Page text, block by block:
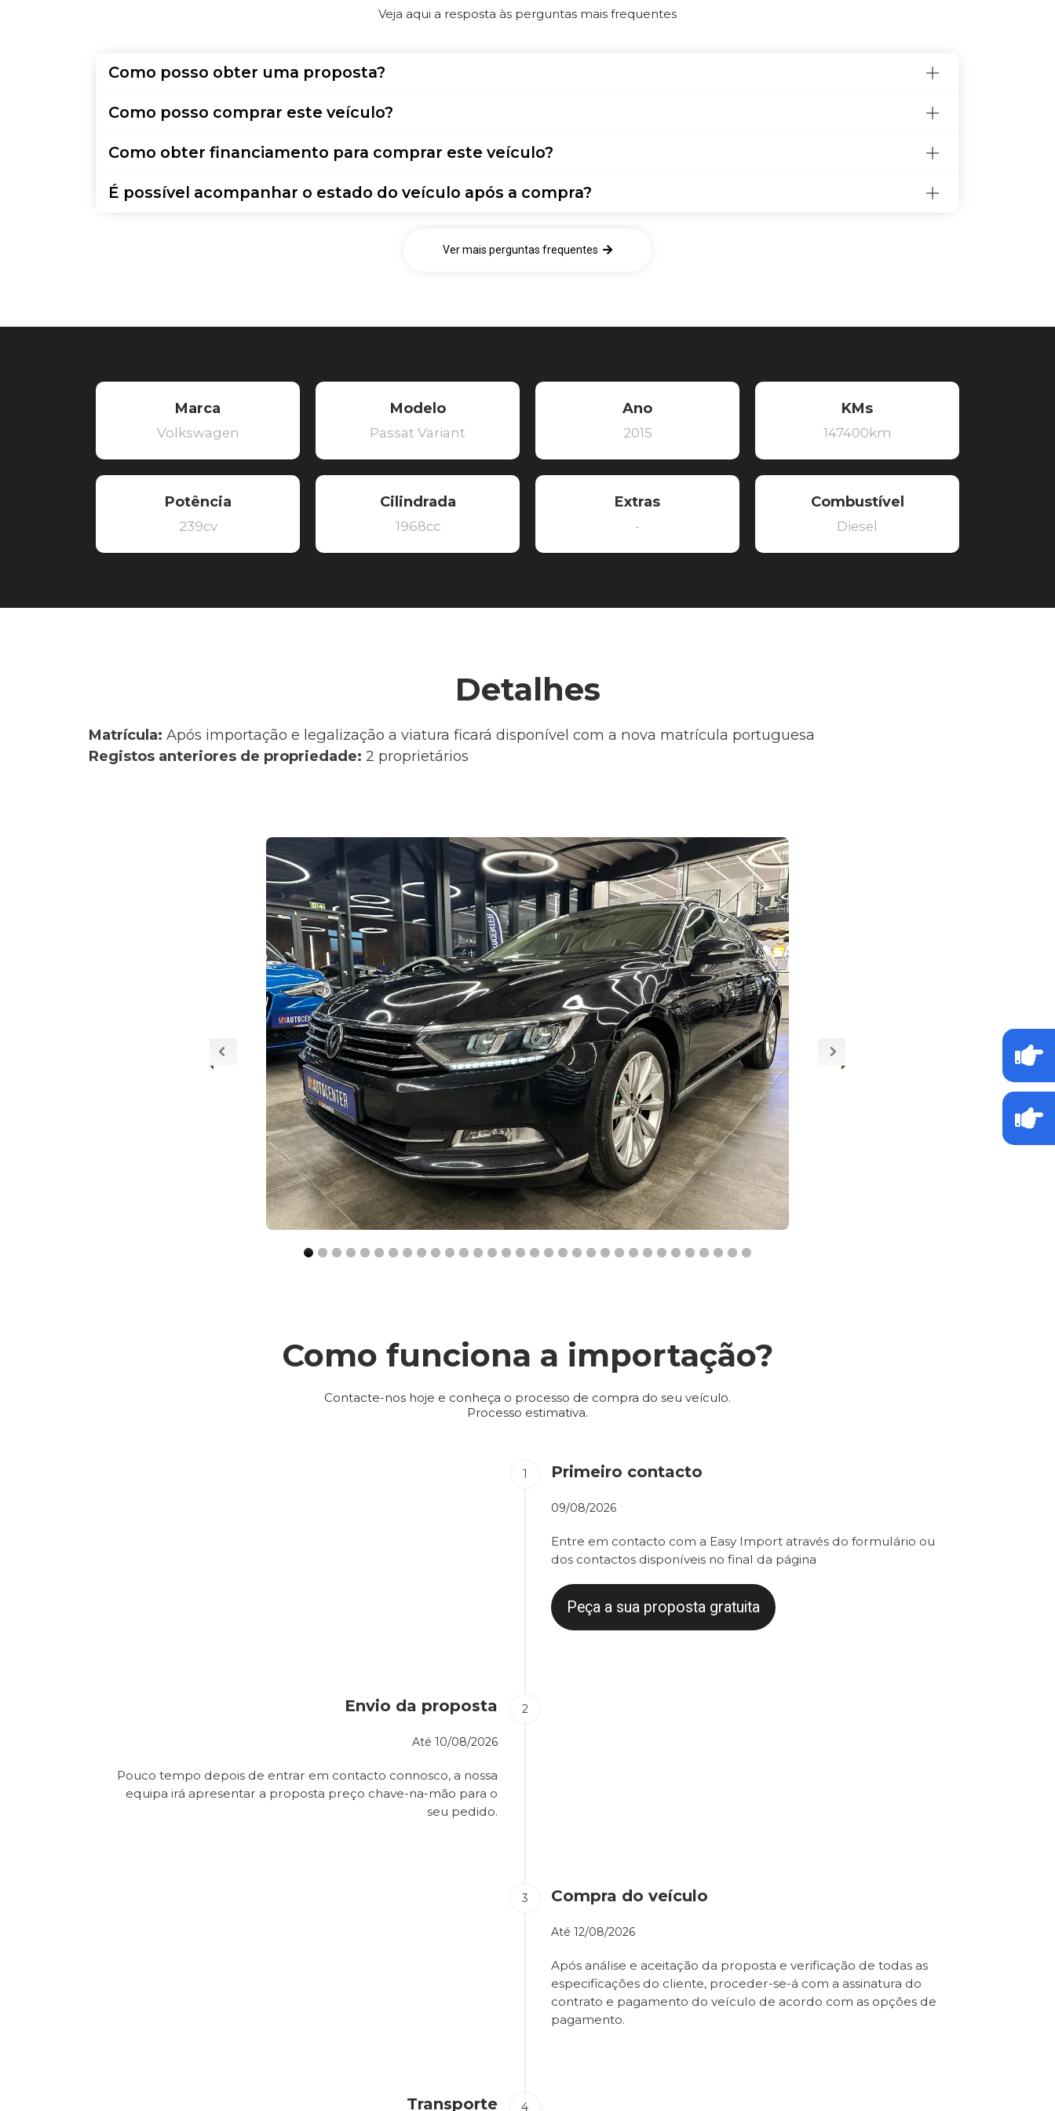
Veja aqui a resposta às perguntas mais frequentes
Como posso obter uma proposta?
Como posso comprar este veículo?
Como obter financiamento para comprar este veículo?
É possível acompanhar o estado do veículo após a compra?
Ver mais perguntas frequentes
Marca
Volkswagen
Modelo
Passat Variant
Ano
2015
KMs
147400km
Potência
239cv
Cilindrada
1968cc
Extras
-
Combustível
Diesel
Detalhes
Matrícula: Após importação e legalização a viatura ficará disponível com a nova matrícula portuguesa
Registos anteriores de propriedade: 2 proprietários
Como funciona a importação?
Contacte-nos hoje e conheça o processo de compra do seu veículo.
Processo estimativa.
Primeiro contacto
09/08/2026
Entre em contacto com a Easy Import através do formulário ou
dos contactos disponíveis no final da página
Peça a sua proposta gratuita
Envio da proposta
Até 10/08/2026
Pouco tempo depois de entrar em contacto connosco, a nossa
equipa irá apresentar a proposta preço chave-na-mão para o
seu pedido.
Compra do veículo
Até 12/08/2026
Após análise e aceitação da proposta e verificação de todas as
especificações do cliente, proceder-se-á com a assinatura do
contrato e pagamento do veículo de acordo com as opções de
pagamento.
Transporte